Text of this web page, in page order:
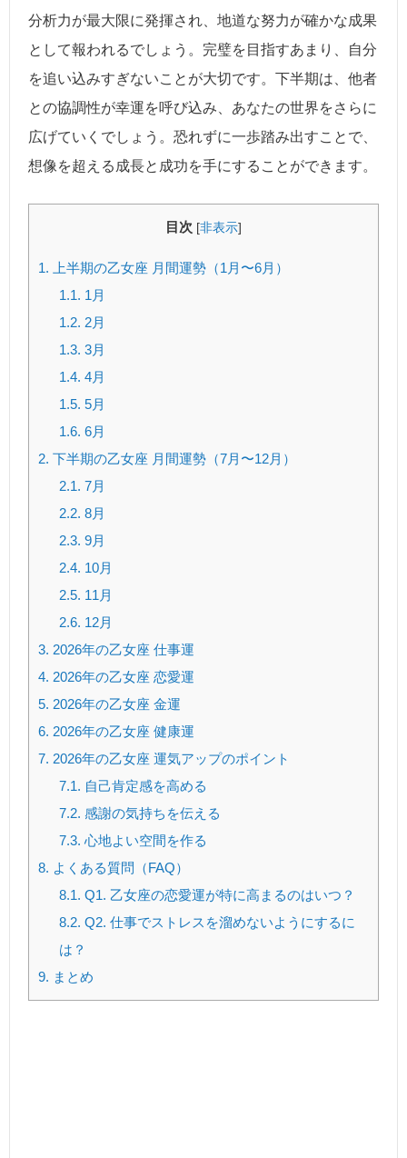
分析力が最大限に発揮され、地道な努力が確かな成果
として報われるでしょう。完璧を目指すあまり、自分
を追い込みすぎないことが大切です。下半期は、他者
との協調性が幸運を呼び込み、あなたの世界をさらに
広げていくでしょう。恐れずに一歩踏み出すことで、
想像を超える成長と成功を手にすることができます。
目次 [非表示]
1. 上半期の乙女座 月間運勢（1月〜6月）
1.1. 1月
1.2. 2月
1.3. 3月
1.4. 4月
1.5. 5月
1.6. 6月
2. 下半期の乙女座 月間運勢（7月〜12月）
2.1. 7月
2.2. 8月
2.3. 9月
2.4. 10月
2.5. 11月
2.6. 12月
3. 2026年の乙女座 仕事運
4. 2026年の乙女座 恋愛運
5. 2026年の乙女座 金運
6. 2026年の乙女座 健康運
7. 2026年の乙女座 運気アップのポイント
7.1. 自己肯定感を高める
7.2. 感謝の気持ちを伝える
7.3. 心地よい空間を作る
8. よくある質問（FAQ）
8.1. Q1. 乙女座の恋愛運が特に高まるのはいつ？
8.2. Q2. 仕事でストレスを溜めないようにするに
は？
9. まとめ